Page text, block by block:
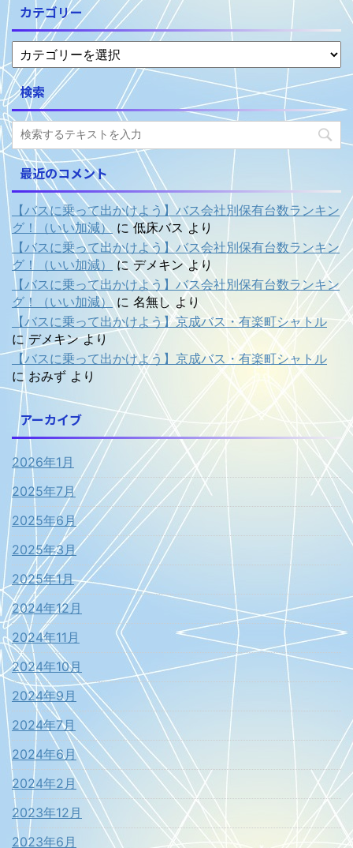
カテゴリー
検索
最近のコメント
【バスに乗って出かけよう】バス会社別保有台数ランキン
グ！（いい加減） に低床バスより
【バスに乗って出かけよう】バス会社別保有台数ランキン
グ！（いい加減）
にデメキンより
【バスに乗って出かけよう】バス会社別保有台数ランキン
グ！（いい加減）に 名無し より
【バスに乗って出かけよう】京成バス・有楽町シャトル
にデメキンより
【バスに乗って出かけよう】京成バス・有楽町シャトル
に おみず より
アーカイブ
2026年1月
2025年7月
2025年6月
2025年3月
2025年1月
2024年12月
2024年11月
2024年10月
2024年9月
2024年7月
2024年6月
2024年2月
2023年12月
2023年6月